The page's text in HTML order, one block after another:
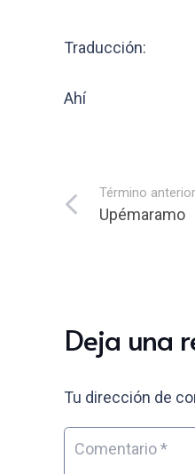
Traducción:
Ahí
Término anterior
Upémaramo
Deja una
Tu dirección de